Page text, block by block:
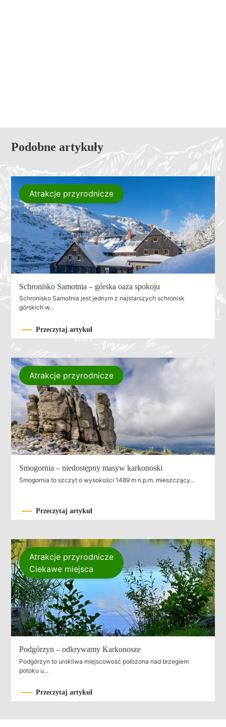
Podobne artykuły
Schronisko Samotnia – górska oaza spokoju
Schronisko Samotnia jest jednym z najstarszych schronisk
górskich w...
Przeczytaj artykuł
Atrakcje przyrodnicze
Smogornia – niedostępny masyw karkonoski
Smogornia to szczyt o wysokości 1489 m n.p.m. mieszczący...
Przeczytaj artykuł
Atrakcje przyrodnicze
Podgórzyn – odkrywamy Karkonosze
Podgórzyn to urokliwa miejscowość położona nad brzegiem
potoku u...
Przeczytaj artykuł
Atrakcje przyrodnicze
Ciekawe miejsca